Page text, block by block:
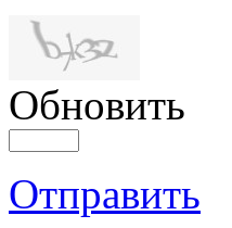
Обновить
Отправить